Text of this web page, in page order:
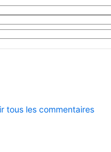
tous les commentaires